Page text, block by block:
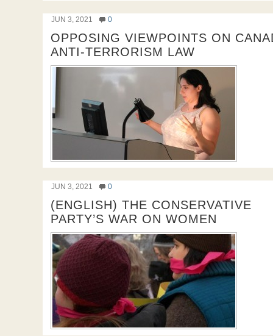
JUN 3, 2021 0
OPPOSING VIEWPOINTS ON
ANTI-TERRORISM LAW
JUN 3, 2021 0
(ENGLISH) THE CONSERVATIVE
PARTY’S WAR ON WOMEN